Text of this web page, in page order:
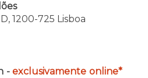
1200-725 Lisboa
-exclusivamente online*